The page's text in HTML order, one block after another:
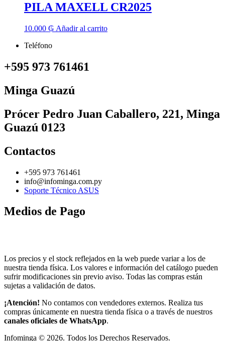
PILA MAXELL CR2025
10.000 ₲ Añadir al carrito
Teléfono
+595 973 761461
Minga Guazú
Prócer Pedro Juan Caballero, 221, Minga
Guazú 0123
Contactos
+595 973 761461
info@infominga.com.py
Soporte Técnico ASUS
Medios de Pago
Los precios y el stock reflejados en la web puede variar a los de
nuestra tienda física. Los valores e información del catálogo pueden
sufrir modificaciones sin previo aviso. Todas las compras están
sujetas a validación de datos.
¡Atención! No contamos con vendedores externos. Realiza tus
compras únicamente en nuestra tienda física o a través de nuestros
canales oficiales de WhatsApp.
Infominga © 2026. Todos los Derechos Reservados.